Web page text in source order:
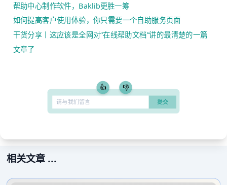
帮助中心制作软件，Baklib更胜一筹
如何提高客户使用体验，你只需要一个自助服务页面
干货分享丨这应该是全网对“在线帮助文档”讲的最清楚的一篇
文章了
👍 👎
相关文章 ...